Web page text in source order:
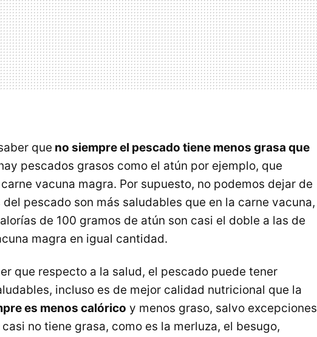
que no siempre el pescado tiene menos grasa que
pescados grasos como el atún por ejemplo, que
vacuna magra. Por supuesto, no podemos dejar de
pescado son más saludables que en la carne vacuna,
de 100 gramos de atún son casi el doble a las de
magra en igual cantidad.
que respecto a la salud, el pescado puede tener
incluso es de mejor calidad nutricional que la
es menos calórico y menos graso, salvo excepciones
no tiene grasa, como es la merluza, el besugo,